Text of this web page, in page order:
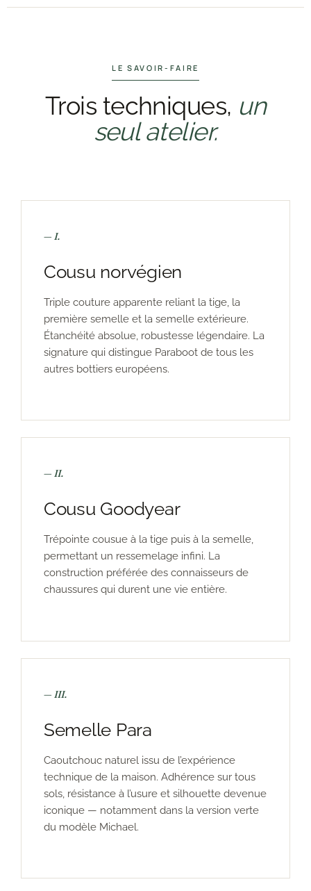
LE SAVOIR-FAIRE
Trois techniques, un
seul atelier.
— I.
Cousu norvégien
Triple couture apparente reliant la tige, la
première semelle et la semelle extérieure.
Étanchéité absolue, robustesse légendaire. La
signature qui distingue Paraboot de tous les
autres bottiers européens.
— II.
Cousu Goodyear
Trépointe cousue à la tige puis à la semelle,
permettant un ressemelage infini. La
construction préférée des connaisseurs de
chaussures qui durent une vie entière.
— III.
Semelle Para
Caoutchouc naturel issu de l’expérience
technique de la maison. Adhérence sur tous
sols, résistance à l’usure et silhouette devenue
iconique — notamment dans la version verte
du modèle Michael.